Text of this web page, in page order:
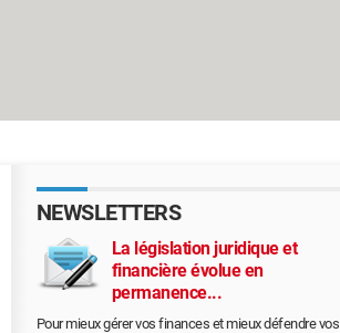
NEWSLETTERS
La législation juridique et
financière évolue en
permanence...
Pour mieux gérer vos finances et mieux défendre vos